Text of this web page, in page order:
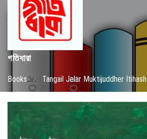
গতিধারা
Books / Tangail Jelar Muktijuddher Itihash